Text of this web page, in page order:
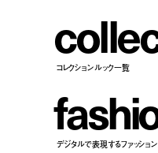
colle
コレクションルック一覧
fashi
デジタルで表現するファッショ